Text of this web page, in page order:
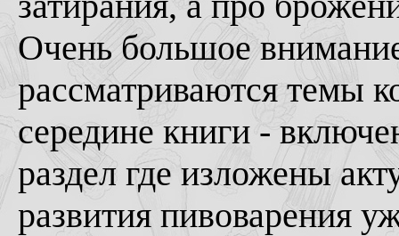
Очень большое
рассматриваются темы
середине книги -
раздел где изложены
развития пивоварения